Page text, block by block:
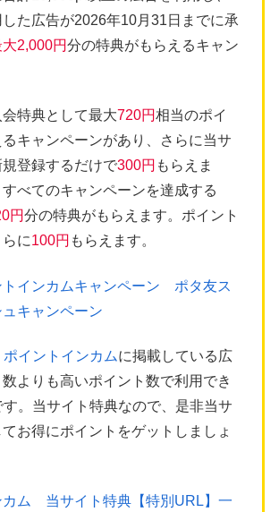
た広告が2026年10月31日までに承
2,000円分の特典がもらえるキャン
特典として最大720円相当のポイ
キャンペーンがあり、さらに当サ
登録するだけで300円 もらえま
べてのキャンペーンを達成する
円分の特典がもらえます。ポイント
に100円 もらえます。
トインカムキャンペーン ポタ友ス
キャンペーン
ポイントインカムに掲載している広
よりも高いポイント数で利用でき
。当サイト特典なので、是非当サ
お得にポイントをゲットしましょ
カム 当サイト特典【特別URL】一